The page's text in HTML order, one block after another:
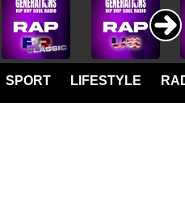
SPORT LIFESTYLE